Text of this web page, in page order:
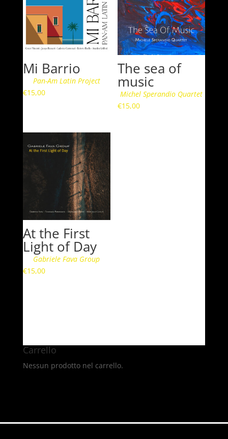
Mi Barrio
Pan-Am Latin Project
€15,00
The sea of
music
Michel Sperandio Quartet
€15,00
At the First
Light of Day
Gabriele Fava Group
€15,00
Carrello
Nessun prodotto nel carrello.